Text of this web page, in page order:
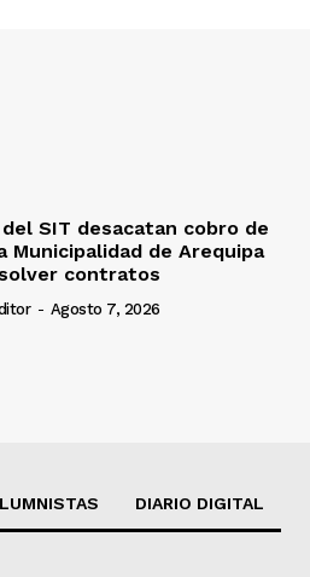
del SIT desacatan cobro de
Municipalidad de Arequipa
contratos
- Agosto 7, 2026
DIARIO DIGITAL